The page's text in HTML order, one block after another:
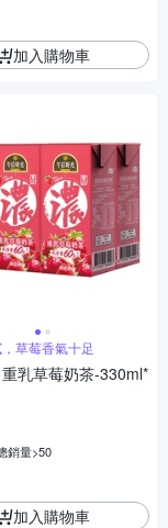
加入購物車
草莓香氣十足
乳草莓奶茶-330ml*
銷量>50
加入購物車